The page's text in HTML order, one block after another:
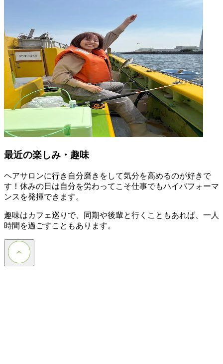
最近の楽しみ・趣味
ヘアサロンに行き自分磨きをして気分を高めるのが好きで
す！休みの日は自分を労わってこそ仕事でもハイパフォーマ
ンスを発揮できます。
趣味はカフェ巡りで、同期や後輩と行くこともあれば、一人
時間を過ごすこともあります。